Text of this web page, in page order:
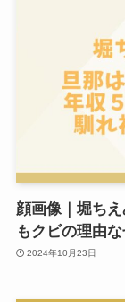
顔画像｜堀ち
もクビの理由
2024年10月23日